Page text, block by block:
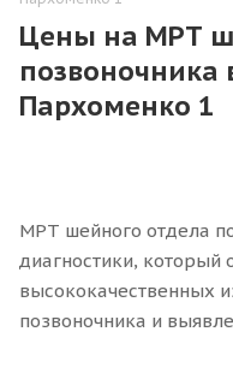
Цены на МРТ
позвоночника
Пархоменко 1
МРТ шейного отдела
диагностики, который
высококачественных
позвоночника и